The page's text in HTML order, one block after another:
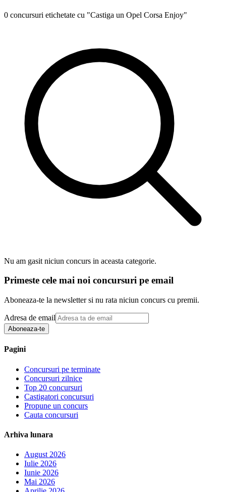
0 concursuri etichetate cu "Castiga un Opel Corsa Enjoy"
Nu am gasit niciun concurs in aceasta categorie.
Primeste cele mai noi concursuri pe email
Aboneaza-te la newsletter si nu rata niciun concurs cu premii.
Adresa de email
Aboneaza-te
Pagini
Concursuri pe terminate
Concursuri zilnice
Top 20 concursuri
Castigatori concursuri
Propune un concurs
Cauta concursuri
Arhiva lunara
August 2026
Iulie 2026
Iunie 2026
Mai 2026